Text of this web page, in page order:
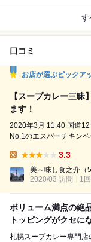
す
口コミ
お店が選ぶピックア
【スープカレー三
ます！
2020年3月 11:40 国道12号線沿にある2号店で、初めての訪問です。 人気
No.1のエスパーチキン
ッピング(税込105円)、
なのでアイスコーヒーをオーダーです。 オ
提供です。見...
3.3
美～味し食之介 （
2020/03 訪問
1回
ボリューム満点の絶
トッピングがクセに
札幌スープカレー専門店